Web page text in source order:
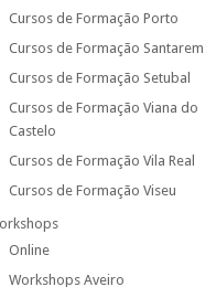
Cursos de Formação Porto
Cursos de Formação Santarem
Cursos de Formação Setubal
Cursos de Formação Viana do
Castelo
Cursos de Formação Vila Real
Cursos de Formação Viseu
Online
Workshops Aveiro